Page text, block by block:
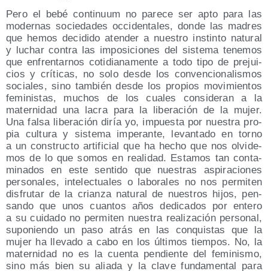
Pero el bebé con­ti­nuum no pare­ce ser apto para las
moder­nas socie­da­des occi­den­ta­les, don­de las madres
que hemos deci­di­do aten­der a nues­tro ins­tin­to natu­ral
y luchar con­tra las impo­si­cio­nes del sis­te­ma tene­mos
que enfren­tar­nos coti­dia­na­men­te a todo tipo de pre­jui­
cios y crí­ti­cas, no solo des­de los con­ven­cio­na­lis­mos
socia­les, sino tam­bién des­de los pro­pios movi­mien­tos
femi­nis­tas, muchos de los cua­les con­si­de­ran a la
mater­ni­dad una lacra para la libe­ra­ción de la mujer.
Una fal­sa libe­ra­ción diría yo, impues­ta por nues­tra pro­
pia cul­tu­ra y sis­te­ma impe­ran­te, levan­ta­do en torno
a un cons­truc­to arti­fi­cial que ha hecho que nos olvi­de­
mos de lo que somos en reali­dad. Esta­mos tan con­ta­
mi­na­dos en este sen­ti­do que nues­tras aspi­ra­cio­nes
per­so­na­les, inte­lec­tua­les o labo­ra­les no nos per­mi­ten
dis­fru­tar de la crian­za natu­ral de nues­tros hijos, pen­
san­do que unos cuan­tos años dedi­ca­dos por ente­ro
a su cui­da­do no per­mi­ten nues­tra rea­li­za­ción per­so­nal,
supo­nien­do un paso atrás en las con­quis­tas que la
mujer ha lle­va­do a cabo en los últi­mos tiem­pos. No, la
mater­ni­dad no es la cuen­ta pen­dien­te del femi­nis­mo,
sino más bien su alia­da y la cla­ve fun­da­men­tal para